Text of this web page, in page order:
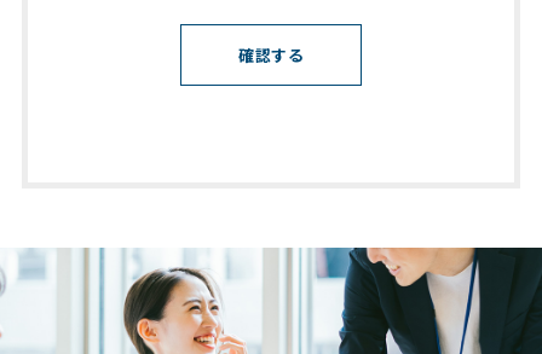
ステムの維持・管理体制の整備・社員教育の徹底等
の必要な措置を講じ、安全対策を実施し個人情報の
厳重な管理を行ないます。
＜個人情報の第三者への開示・提供の禁止＞
当社は、お客さまよりお預かりした個人情報を適切
に管理し、次のいずれかに該当する場合を除き、個